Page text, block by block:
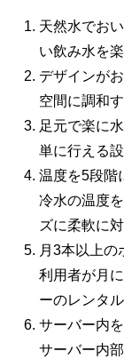
天然水でお
い飲み水を
デザインが
空間に調和
足元で楽に
単に行える
温度を5段階
冷水の温度
ズに柔軟に
月3本以上の
利用者が月
ーのレンタ
サーバー内
サーバー内